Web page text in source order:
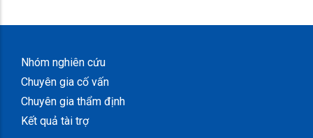
Nhóm nghiên cứu
Chuyên gia cố vấn
Chuyên gia thẩm định
Kết quả tài trợ